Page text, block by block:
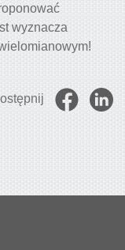
wyznacza